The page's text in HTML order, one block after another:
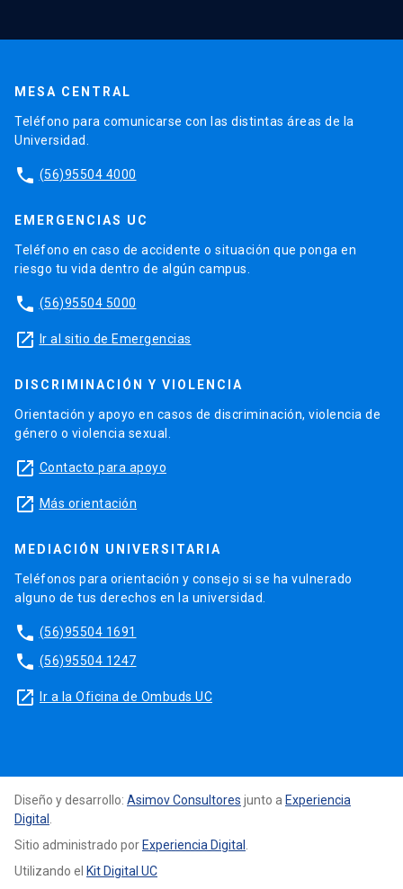
MESA CENTRAL
Teléfono para comunicarse con las distintas áreas de la
Universidad.
phone (56)95504 4000
EMERGENCIAS UC
Teléfono en caso de accidente o situación que ponga en
riesgo tu vida dentro de algún campus.
phone (56)95504 5000
launch Ir al sitio de Emergencias
DISCRIMINACIÓN Y VIOLENCIA
Orientación y apoyo en casos de discriminación, violencia de
género o violencia sexual.
launch Contacto para apoyo
launch Más orientación
MEDIACIÓN UNIVERSITARIA
Teléfonos para orientación y consejo si se ha vulnerado
alguno de tus derechos en la universidad.
phone (56)95504 1691
phone (56)95504 1247
launch Ir a la Oficina de Ombuds UC
Diseño y desarrollo: Asimov Consultores junto a Experiencia
Digital
Sitio administrado por Experiencia Digital
Utilizando el Kit Digital UC